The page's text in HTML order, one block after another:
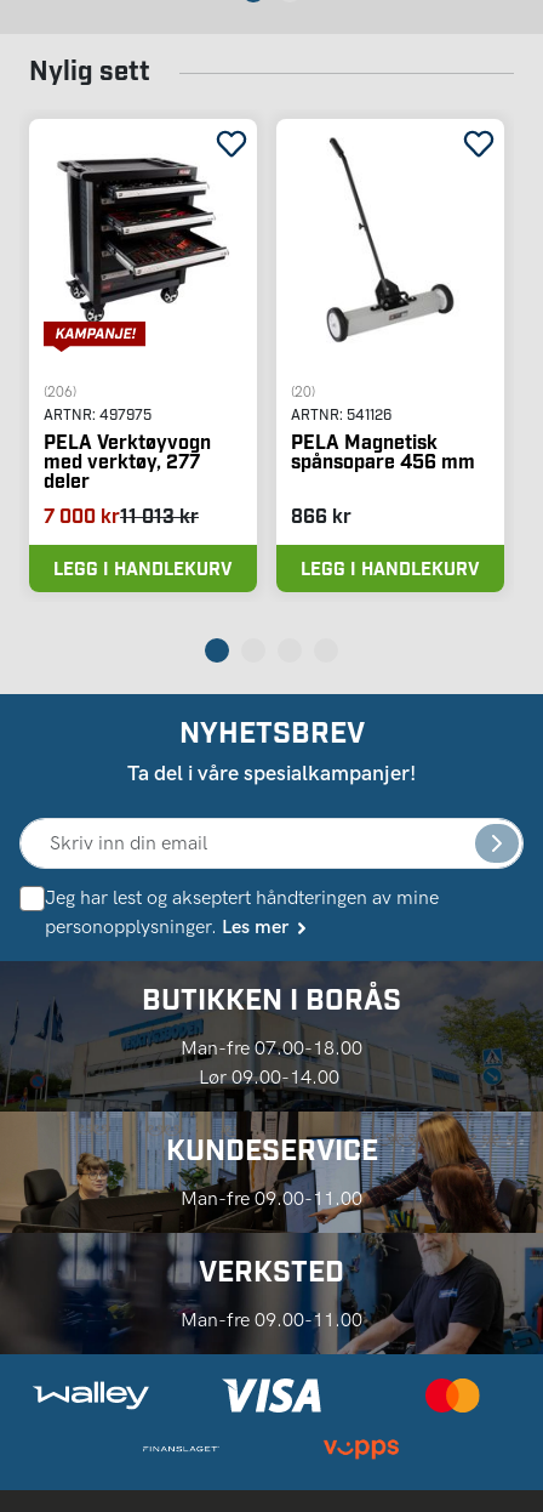
Nylig sett
(206)
ARTNR: 497975
PELA Verktøyvogn
med verktøy, 277
deler
7 000 kr11 013 kr
LEGG I HANDLEKURV
(20)
ARTNR: 541126
PELA Magnetisk
spånsopare 456 mm
866 kr
LEGG I HANDLEKURV
NYHETSBREV
Ta del i våre spesialkampanjer!
Jeg har lest og akseptert håndteringen av mine
personopplysninger. Les mer
BUTIKKEN I BORÅS
Man-fre 07.00-18.00
Lør 09.00-14.00
KUNDESERVICE
Man-fre 09.00-11.00
VERKSTED
Man-fre 09.00-11.00